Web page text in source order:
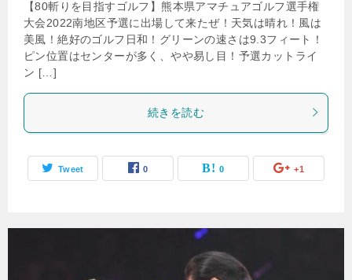
【80斬りを目指すゴルフ】熊本県アマチュアゴルフ選手権
大会2022南地区予選に出場して来たぜ！天気は晴れ！風は
美風！絶好のゴルフ日和！グリーンの速さは9.3フィート！
ピン位置はセンターが多く、やや易し目！予選カットライ
ン […]
続きを読む
Tweet 0 0 +1